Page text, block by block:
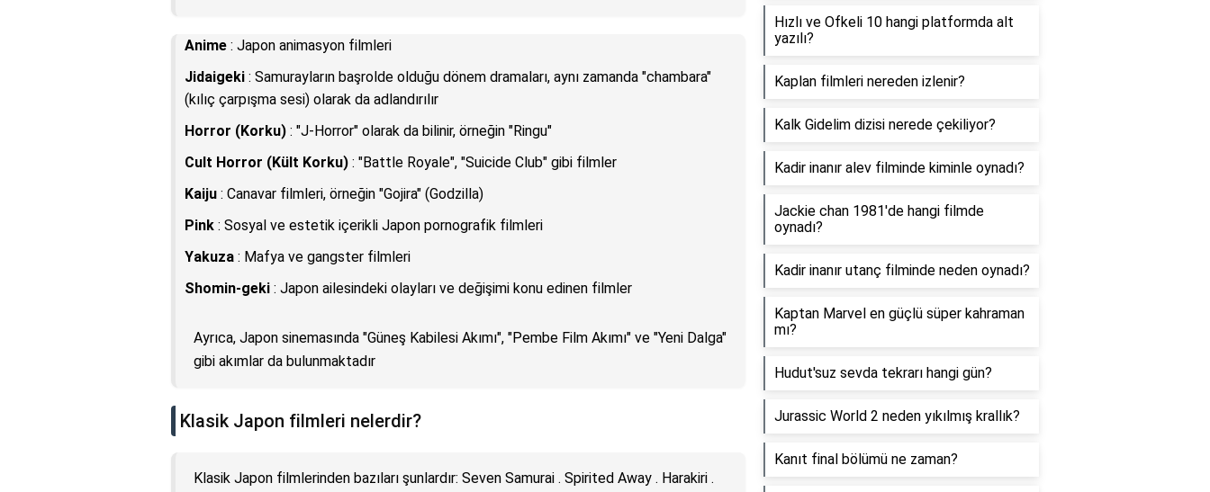
Anime : Japon animasyon filmleri
Jidaigeki : Samurayların başrolde olduğu dönem dramaları, aynı zamanda "chambara"
(kılıç çarpışma sesi) olarak da adlandırılır
Horror (Korku) : "J-Horror" olarak da bilinir, örneğin "Ringu"
Cult Horror (Kült Korku) : "Battle Royale", "Suicide Club" gibi filmler
Kaiju : Canavar filmleri, örneğin "Gojira" (Godzilla)
Pink : Sosyal ve estetik içerikli Japon pornografik filmleri
Yakuza : Mafya ve gangster filmleri
Shomin-geki : Japon ailesindeki olayları ve değişimi konu edinen filmler
Ayrıca, Japon sinemasında "Güneş Kabilesi Akımı", "Pembe Film Akımı" ve "Yeni Dalga"
gibi akımlar da bulunmaktadır
Klasik Japon filmleri nelerdir?
Klasik Japon filmlerinden bazıları şunlardır: Seven Samurai . Spirited Away . Harakiri .
Hızlı ve Ofkeli 10 hangi platformda alt
yazılı?
Kaplan filmleri nereden izlenir?
Kalk Gidelim dizisi nerede çekiliyor?
Kadir inanır alev filminde kiminle oynadı?
Jackie chan 1981'de hangi filmde
oynadı?
Kadir inanır utanç filminde neden oynadı?
Kaptan Marvel en güçlü süper kahraman
mı?
Hudut'suz sevda tekrarı hangi gün?
Jurassic World 2 neden yıkılmış krallık?
Kanıt final bölümü ne zaman?